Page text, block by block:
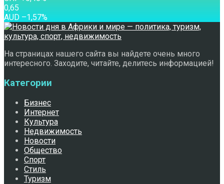
0,65
AUD –1,57%
На страницах нашего сайта вы найдете очень много
интересного. Заходите, читайте, делитесь информацией!
Категории
Бизнес
Интернет
Культура
Недвижимость
Новости
Общество
Спорт
Стиль
Туризм